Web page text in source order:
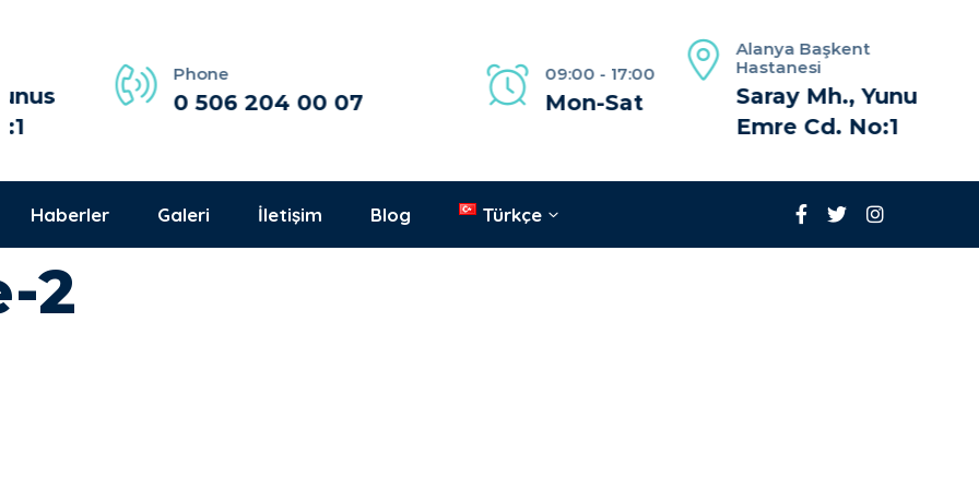
Phone
0 506 204 00 07
09:00 - 17:00
Mon-Sat
Alanya Başkent
Hastanesi
Saray Mh., Yunus
Emre Cd. No:1
Haberler Galeri İletişim Blog Türkçe
2